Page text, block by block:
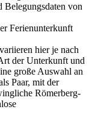
Belegungsdaten von
Ferienunterkunft
hier je nach
der Unterkunft und
große Auswahl an
Paar, mit der
Römerberg-